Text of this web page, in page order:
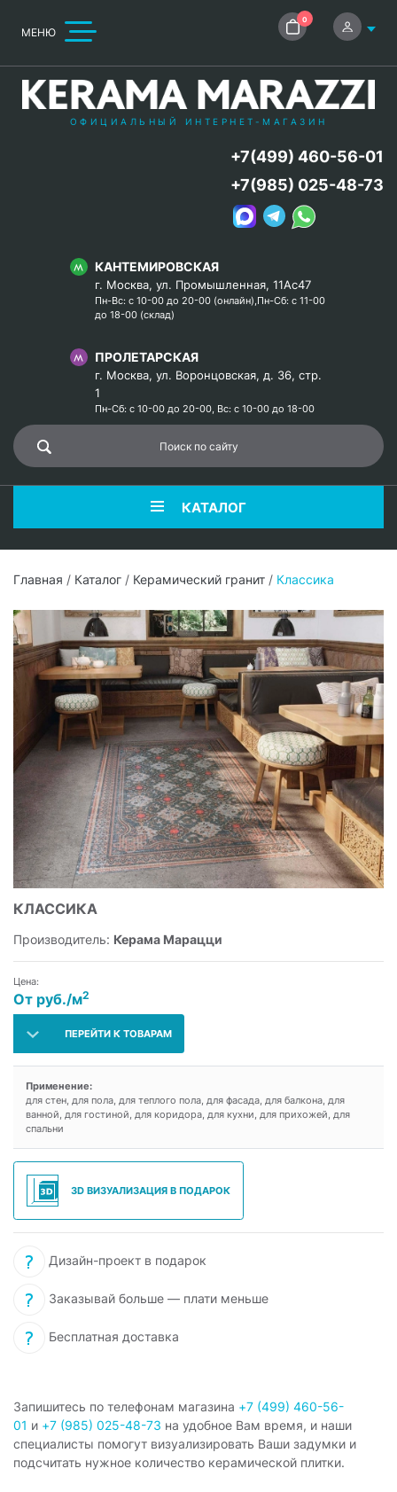
МЕНЮ
0
ОФИЦИАЛЬНЫЙ ИНТЕРНЕТ-МАГАЗИН
КАНТЕМИРОВСКАЯ
г. Москва, ул. Промышленная, 11Ас47
Пн-Вс: с 10-00 до 20-00 (онлайн),Пн-Сб: с 11-00
до 18-00 (склад)
ПРОЛЕТАРСКАЯ
г. Москва, ул. Воронцовская, д. 36, стр.
1
Пн-Сб: с 10-00 до 20-00, Вс: с 10-00 до 18-00
+7(499) 460-56-01
+7(985) 025-48-73
КАТАЛОГ
Главная / Каталог / Керамический гранит / Классика
КЛАССИКА
Производитель: Керама Марацци
Цена:
От руб./м2
ПЕРЕЙТИ К ТОВАРАМ
Применение:
для стен, для пола, для теплого пола, для фасада, для балкона, для
ванной, для гостиной, для коридора, для кухни, для прихожей, для
спальни
3D ВИЗУАЛИЗАЦИЯ В ПОДАРОК
Дизайн-проект в подарок
Заказывай больше — плати меньше
Бесплатная доставка
Запишитесь по телефонам магазина +7 (499) 460-56-
01 и +7 (985) 025-48-73 на удобное Вам время, и наши
специалисты помогут визуализировать Ваши задумки и
подсчитать нужное количество керамической плитки.